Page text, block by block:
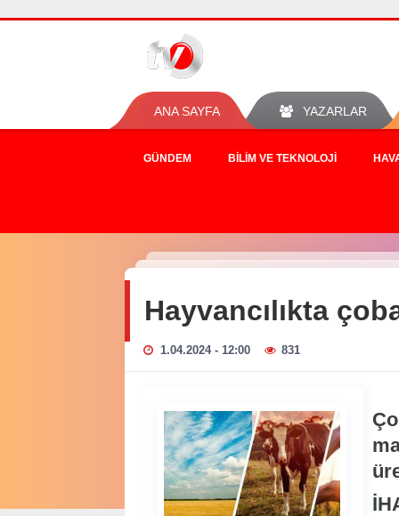
ANA SAYFA YAZARLAR
GÜNDEM BILIM VE TEKNOLOJI
Hayvancılıkta
1.04.2024 - 12:00 831